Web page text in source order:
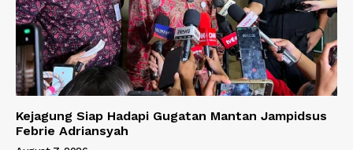
Kejagung Siap Hadapi Gugatan Mantan Jampidsus
Febrie Adriansyah